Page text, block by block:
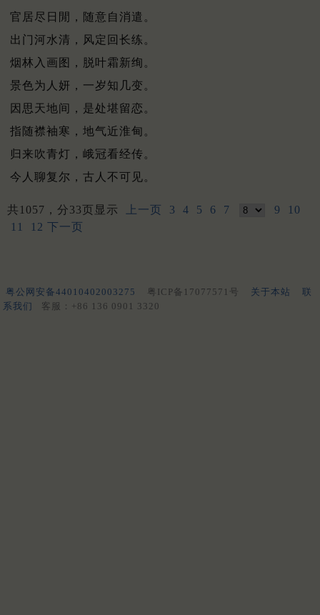
官居尽日閒，随意自消遣。
出门河水清，风定回长练。
烟林入画图，脱叶霜新绚。
景色为人妍，一岁知几变。
因思天地间，是处堪留恋。
指随襟袖寒，地气近淮甸。
归来吹青灯，峨冠看经传。
今人聊复尔，古人不可见。
共1057，分33页显示 上一页 3 4 5 6 7 9
10
11
12 下一页
粤公网安备44010402003275 粤ICP备17077571号 关于本站
联
系我们
客服：+86 136 0901 3320